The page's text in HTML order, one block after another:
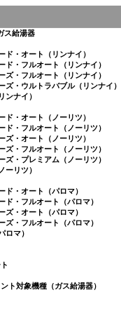
ス給湯器
ド・オート（リンナイ）
ド・フルオート（リンナイ）
ズ・フルオート（リンナイ）
ズ・ウルトラバブル（リンナイ）
ンナイ）
ド・オート（ノーリツ）
ド・フルオート（ノーリツ）
ズ・オート（ノーリツ）
ズ・フルオート（ノーリツ）
ズ・プレミアム（ノーリツ）
ーリツ）
ド・オート（パロマ）
ド・フルオート（パロマ）
ズ・オート（パロマ）
ズ・フルオート（パロマ）
ロマ）
ト対象機種（ガス給湯器）